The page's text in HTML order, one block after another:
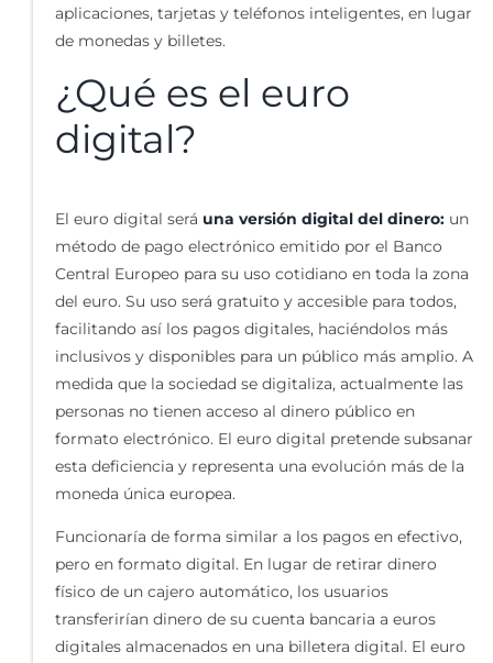
aplicaciones, tarjetas y teléfonos inteligentes, en lugar
de monedas y billetes.
¿Qué es el euro
digital?
El euro digital será una versión digital del dinero:un
método de pago electrónico emitido por el Banco
Central Europeo para su uso cotidiano en toda la zona
del euro. Su uso será gratuito y accesible para todos,
facilitando así los pagos digitales, haciéndolos más
inclusivos y disponibles para un público más amplio. A
medida que la sociedad se digitaliza, actualmente las
personas no tienen acceso al dinero público en
formato electrónico. El euro digital pretende subsanar
esta deficiencia y representa una evolución más de la
moneda única europea.
Funcionaría de forma similar a los pagos en efectivo,
pero en formato digital. En lugar de retirar dinero
físico de un cajero automático, los usuarios
transferirían dinero de su cuenta bancaria a euros
digitales almacenados en una billetera digital. El euro